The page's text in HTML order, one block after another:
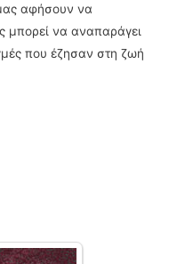
αφήσουν να
μπορεί να αναπαράγει
που έζησαν στη ζωή